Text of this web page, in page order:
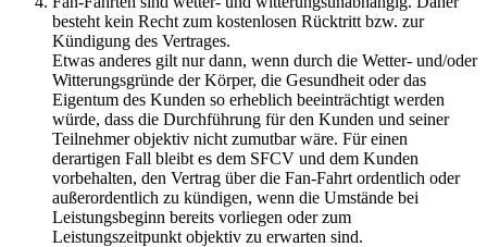
besteht kein Recht zum kostenlosen Rücktritt bzw. zur
Kündigung des Vertrages.
Etwas anderes gilt nur dann, wenn durch die Wetter- und/oder
Witterungsgründe der Körper, die Gesundheit oder das
Eigentum des Kunden so erheblich beeinträchtigt werden
würde, dass die Durchführung für den Kunden und seiner
Teilnehmer objektiv nicht zumutbar wäre. Für einen
derartigen Fall bleibt es dem SFCV und dem Kunden
vorbehalten, den Vertrag über die Fan-Fahrt ordentlich oder
außerordentlich zu kündigen, wenn die Umstände bei
Leistungsbeginn bereits vorliegen oder zum
Leistungszeitpunkt objektiv zu erwarten sind.